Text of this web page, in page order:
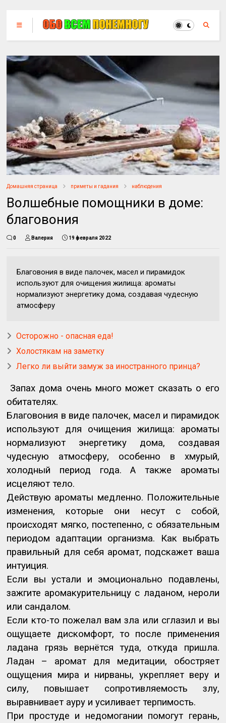
Домашняя страница приметы и гадания наблюдения
Волшебные помощники в доме:
благовония
0 Валерия 19 февраля 2022
Благовония в виде палочек, масел и пирамидок
используют для очищения жилища: ароматы
нормализуют энергетику дома, создавая чудесную
атмосферу
Осторожно - опасная еда!
Холостякам на заметку
Легко ли выйти замуж за иностранного принца?
Запах дома очень много может сказать о его
обитателях.
Благовония в виде палочек, масел и пирамидок
используют для очищения жилища: ароматы
нормализуют энергетику дома, создавая
чудесную атмосферу, особенно в хмурый,
холодный период года. А также ароматы
исцеляют тело.
Действую ароматы медленно. Положительные
изменения, которые они несут с собой,
происходят мягко, постепенно, с обязательным
периодом адаптации организма. Как выбрать
правильный для себя аромат, подскажет ваша
интуиция.
Если вы устали и эмоционально подавлены,
зажгите аромакурительницу с ладаном, нероли
или сандалом.
Если кто-то пожелал вам зла или сглазил и вы
ощущаете дискомфорт, то после применения
ладана грязь вернётся туда, откуда пришла.
Ладан – аромат для медитации, обостряет
ощущения мира и нирваны, укрепляет веру и
силу, повышает сопротивляемость злу,
выравнивает ауру и усиливает терпимость.
При простуде и недомогании помогут герань,